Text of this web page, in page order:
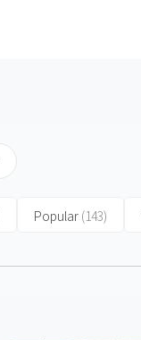
Popular (143)